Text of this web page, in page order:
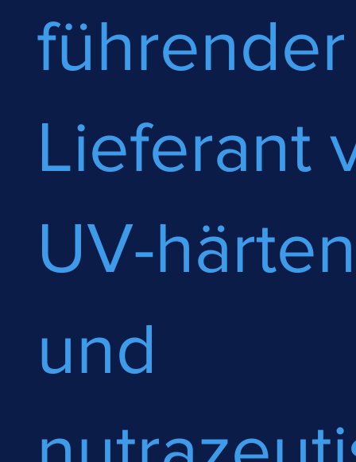
führender
Lieferant
UV-
und